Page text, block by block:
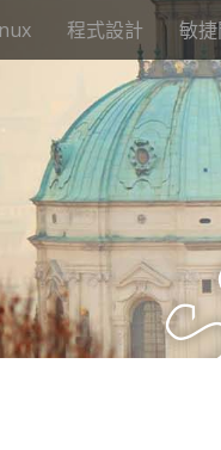
程式設計 敏